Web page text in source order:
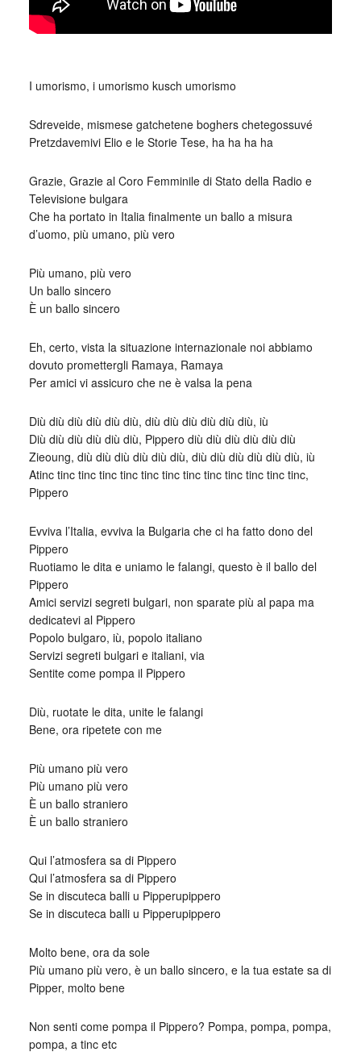
I umorismo, i umorismo kusch umorismo
Sdreveide, mismese gatchetene boghers chetegossuvé
Pretzdavemivi Elio e le Storie Tese, ha ha ha ha
Grazie, Grazie al Coro Femminile di Stato della Radio e
Televisione bulgara
Che ha portato in Italia finalmente un ballo a misura
d’uomo, più umano, più vero
Più umano, più vero
Un ballo sincero
È un ballo sincero
Eh, certo, vista la situazione internazionale noi abbiamo
dovuto promettergli Ramaya, Ramaya
Per amici vi assicuro che ne è valsa la pena
Diù diù diù diù diù diù, diù diù diù diù diù diù, iù
Diù diù diù diù diù diù, Pippero diù diù diù diù diù diù
Zieoung, diù diù diù diù diù diù, diù diù diù diù diù diù, iù
Atinc tinc tinc tinc tinc tinc tinc tinc tinc tinc tinc tinc tinc,
Pippero
Evviva l’Italia, evviva la Bulgaria che ci ha fatto dono del
Pippero
Ruotiamo le dita e uniamo le falangi, questo è il ballo del
Pippero
Amici servizi segreti bulgari, non sparate più al papa ma
dedicatevi al Pippero
Popolo bulgaro, iù, popolo italiano
Servizi segreti bulgari e italiani, via
Sentite come pompa il Pippero
Diù, ruotate le dita, unite le falangi
Bene, ora ripetete con me
Più umano più vero
Più umano più vero
È un ballo straniero
È un ballo straniero
Qui l’atmosfera sa di Pippero
Qui l’atmosfera sa di Pippero
Se in discuteca balli u Pipperupippero
Se in discuteca balli u Pipperupippero
Molto bene, ora da sole
Più umano più vero, è un ballo sincero, e la tua estate sa di
Pipper, molto bene
Non senti come pompa il Pippero? Pompa, pompa, pompa,
pompa, a tinc etc